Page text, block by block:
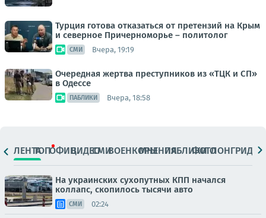
Турция готова отказаться от претензий на Крым
и северное Причерноморье – политолог
СМИ Вчера, 19:19
Очередная жертва преступников из «ТЦК и СП»
в Одессе
ПАБЛИКИ Вчера, 18:58
ЛЕНТАТОПОФИЦ.ВИДЕОСМИВОЕНКОРЫМНЕНИЯПАБЛИКИ
ФОТОЛОНГРИДЫ
На украинских сухопутных КПП начался
коллапс, скопилось тысячи авто
СМИ 02:24